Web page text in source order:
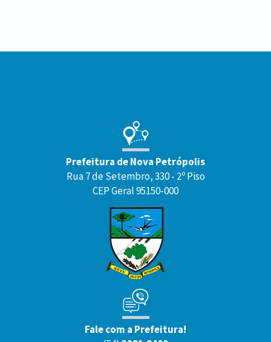
Prefeitura de Nova Petrópolis
Rua 7 de Setembro, 330 - 2º Piso
CEP Geral 95150-000
Fale com a Prefeitura!